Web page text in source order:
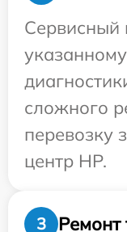
Сервисный
сложного
перевозку
центр HP.
3
Ремонт